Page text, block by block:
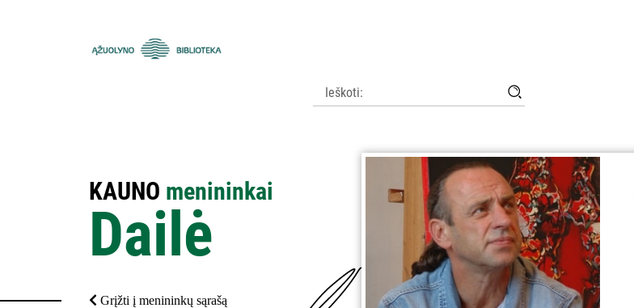
Paieška
KAUNO menininkai
Dailė
Grįžti į menininkų sąrašą